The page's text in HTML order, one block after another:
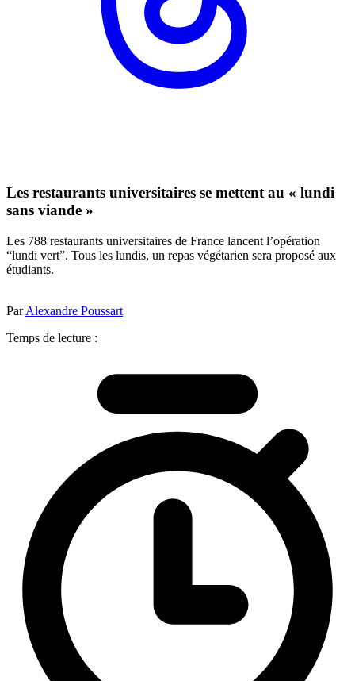
Les restaurants universitaires se mettent au « lundi
sans viande »
Les 788 restaurants universitaires de France lancent l’opération
“lundi vert”. Tous les lundis, un repas végétarien sera proposé aux
étudiants.
ParAlexandre Poussart
Temps de lecture :